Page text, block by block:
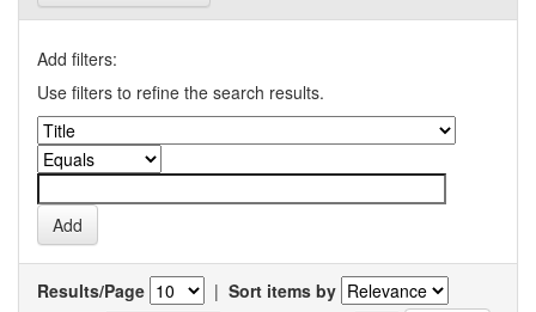
Add filters:
Use filters to refine the search results.
Results/Page | Sort items by